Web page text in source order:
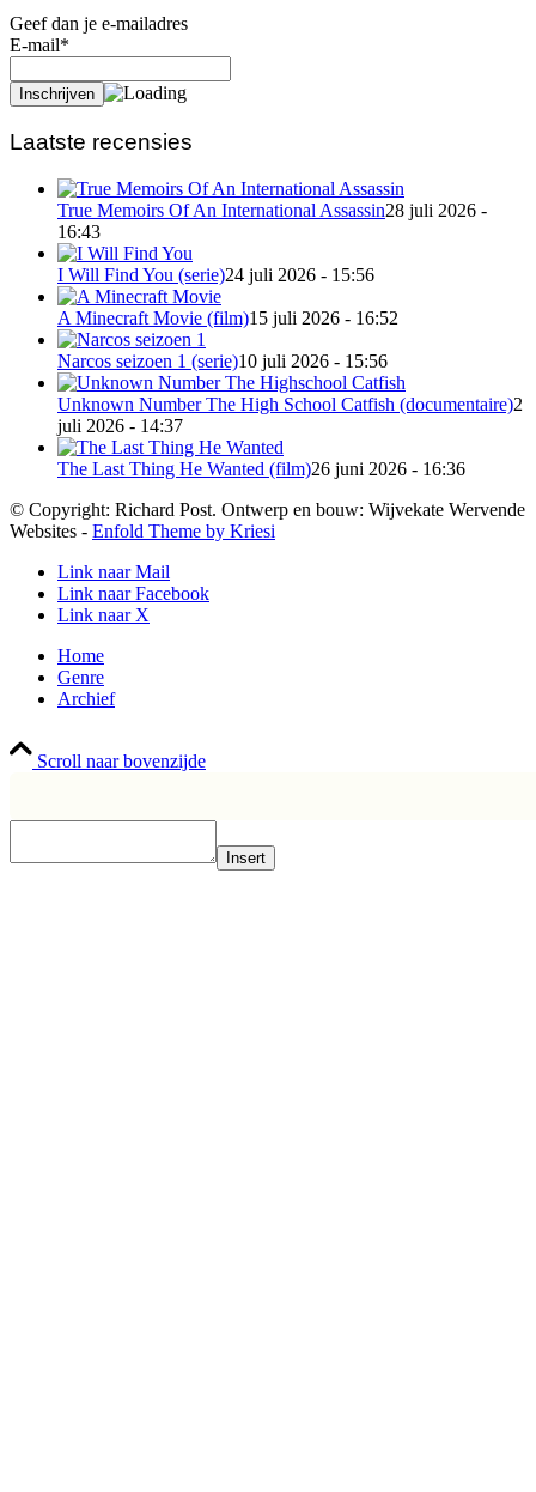
Geef dan je e-mailadres
E-mail*
Laatste recensies
True Memoirs Of An International Assassin28 juli 2026 -
16:43
I Will Find You (serie)24 juli 2026 - 15:56
A Minecraft Movie (film)15 juli 2026 - 16:52
Narcos seizoen 1 (serie)10 juli 2026 - 15:56
Unknown Number The High School Catfish (documentaire)2
juli 2026 - 14:37
The Last Thing He Wanted (film)26 juni 2026 - 16:36
© Copyright: Richard Post. Ontwerp en bouw: Wijvekate Wervende
Websites - Enfold Theme by Kriesi
Link naar Mail
Link naar Facebook
Link naar X
Home
Genre
Archief
Scroll naar bovenzijde
Insert